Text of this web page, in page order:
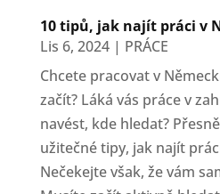
10 tipů, jak najít práci v
Lis 6, 2024| PRÁCE
Chcete pracovat v
začít? Láká vás práce v
navést, kde hledat?
užitečné tipy, jak najít
Nečekejte však, že vám